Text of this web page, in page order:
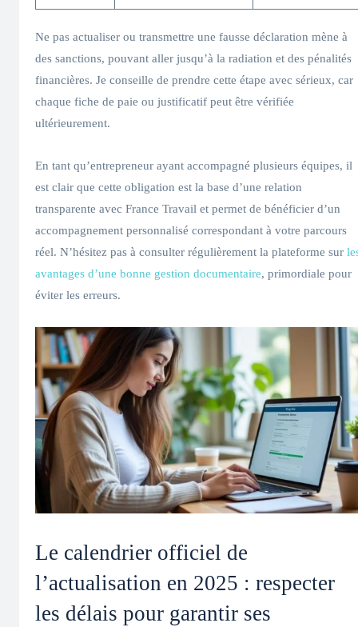
Ne pas actualiser ou transmettre une fausse déclaration mène à
des sanctions, pouvant aller jusqu’à la radiation et des pénalités
financières. Je conseille de prendre cette étape avec sérieux, car
chaque fiche de paie ou justificatif peut être vérifiée
ultérieurement.
En tant qu’entrepreneur ayant accompagné plusieurs équipes, il
est clair que cette obligation est la base d’une relation
transparente avec France Travail et permet de bénéficier d’un
accompagnement personnalisé correspondant à votre parcours
réel. N’hésitez pas à consulter régulièrement la plateforme sur
avantages d’une bonne gestion documentaire, primordiale pour
éviter les erreurs.
Le calendrier officiel de
l’actualisation en 2025 : respecter
les délais pour garantir ses